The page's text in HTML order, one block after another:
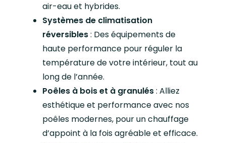
air-eau et hybrides.
Systèmes de climatisation
réversibles: Des équipements de
haute performance pour réguler la
température de votre intérieur, tout au
long de l’année.
Poêles à bois et à granulés: Alliez
esthétique et performance avec nos
poêles modernes, pour un chauffage
d’appoint à la fois agréable et efficace.